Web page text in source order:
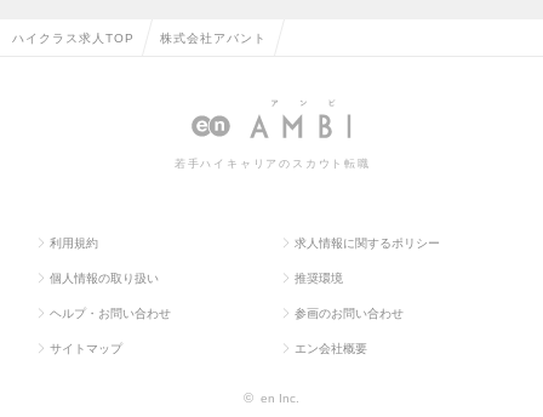
ハイクラス求人TOP 株式会社アバント
若手ハイキャリアのスカウト転職
利用規約 求人情報に関するポリシー
個人情報の取り扱い 推奨環境
ヘルプ・お問い合わせ 参画のお問い合わせ
サイトマップ エン会社概要
© en Inc.